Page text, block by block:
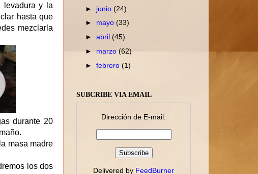
levadura y la
hasta que
mezclarla
durante 20
masa madre
los dos
► junio(24)
► mayo(33)
►abril(45)
► marzo(62)
►febrero(1)
SUBCRIBE VIA EMAIL
Dirección de E-mail:
Delivered by FeedBurner